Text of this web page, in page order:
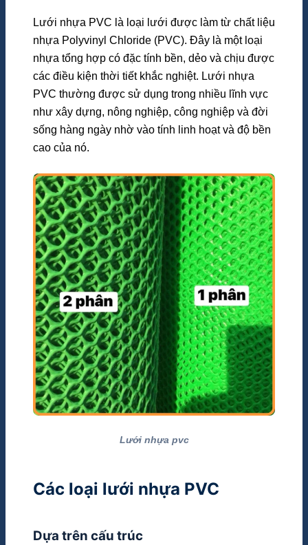
Lưới nhựa PVC là loại lưới được làm từ chất liệu
nhựa Polyvinyl Chloride (PVC). Đây là một loại
nhựa tổng hợp có đặc tính bền, dẻo và chịu được
các điều kiện thời tiết khắc nghiệt. Lưới nhựa
PVC thường được sử dụng trong nhiều lĩnh vực
như xây dựng, nông nghiệp, công nghiệp và đời
sống hàng ngày nhờ vào tính linh hoạt và độ bền
cao của nó.
Lưới nhựa pvc
Các loại lưới nhựa PVC
Dựa trên cấu trúc